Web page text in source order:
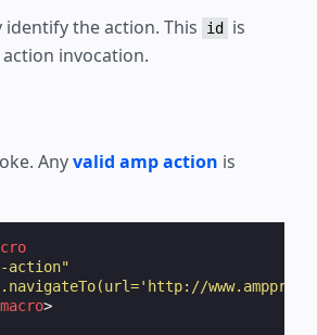
the action. This id
is
invocation.
Anyvalid amp action is
action"
>